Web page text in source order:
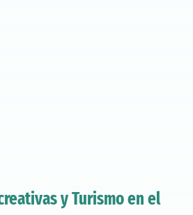
y Turismoen el